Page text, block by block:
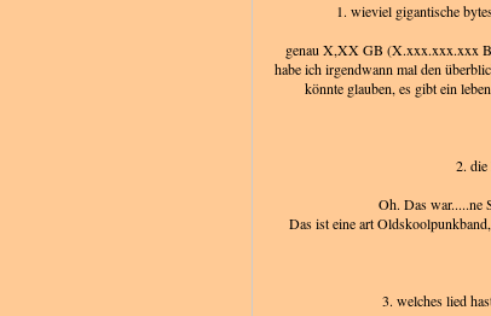
1. wieviel gigantische
genau X,XX GB (X.xxx.xxx.xxx
habe ich irgendwann mal den
könnte glauben, es gibt ein
2. die
Oh. Das war.....ne
Das ist eine art
3. welches lied